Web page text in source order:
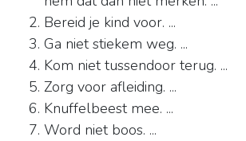
Bereid je kind voor. ...
Ga niet stiekem weg. ...
Kom niet tussendoor terug. ...
Zorg voor afleiding. ...
Knuffelbeest mee. ...
Word niet boos. ...